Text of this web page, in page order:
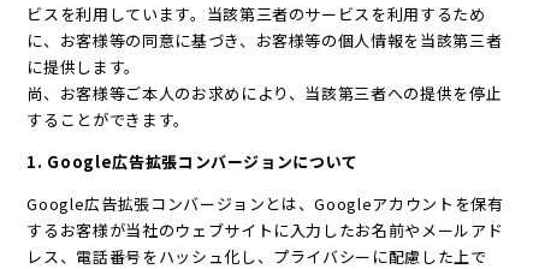
ビスを利用しています。当該第三者のサービスを利用するため
に、お客様等の同意に基づき、お客様等の個人情報を当該第三者
に提供します。
尚、お客様等ご本人のお求めにより、当該第三者への提供を停止
することができます。
1. Google広告拡張コンバージョンについて
Google広告拡張コンバージョンとは、Googleアカウントを保有
するお客様が当社のウェブサイトに入力したお名前やメールアド
レス、電話番号をハッシュ化し、プライバシーに配慮した上で